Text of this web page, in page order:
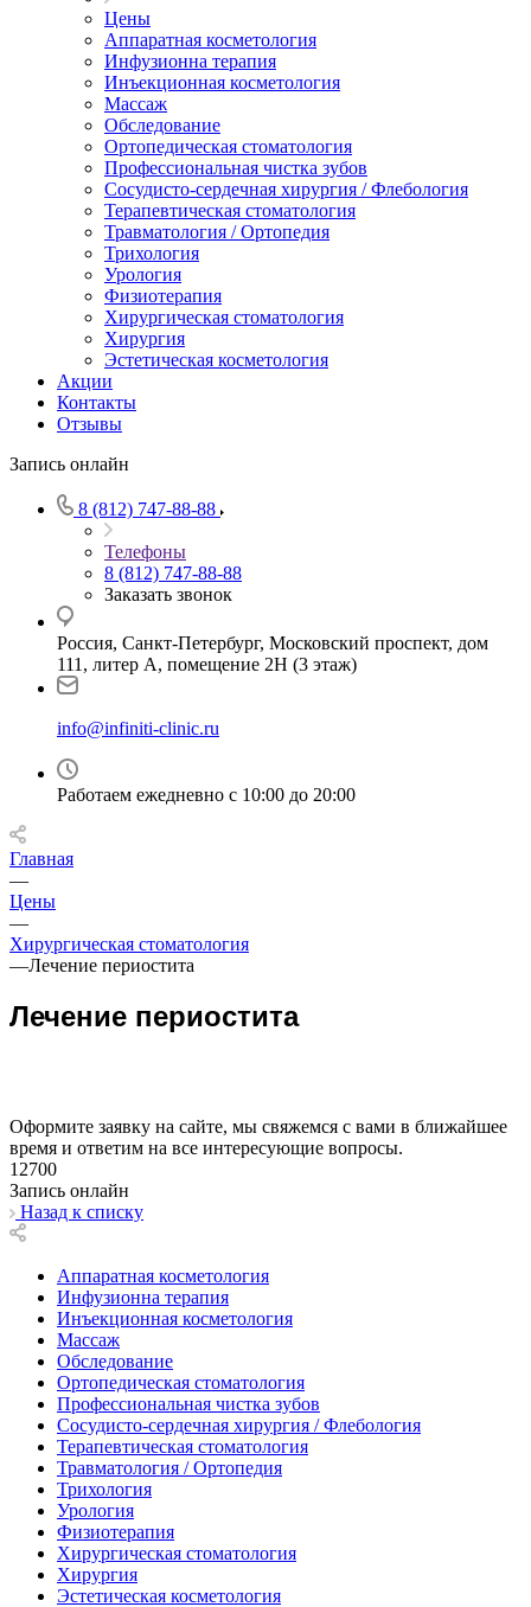
Цены
Аппаратная косметология
Инфузионна терапия
Инъекционная косметология
Массаж
Обследование
Ортопедическая стоматология
Профессиональная чистка зубов
Сосудисто-сердечная хирургия / Флебология
Терапевтическая стоматология
Травматология / Ортопедия
Трихология
Урология
Физиотерапия
Хирургическая стоматология
Хирургия
Эстетическая косметология
Акции
Контакты
Отзывы
Запись онлайн
8 (812) 747-88-88
Телефоны
8 (812) 747-88-88
Заказать звонок
Россия, Санкт-Петербург, Московский проспект, дом
111, литер А, помещение 2Н (3 этаж)
info@infiniti-clinic.ru
Работаем ежедневно с 10:00 до 20:00
Главная
—
Цены
—
Хирургическая стоматология
—Лечение периостита
Лечение периостита
Оформите заявку на сайте, мы свяжемся с вами в ближайшее
время и ответим на все интересующие вопросы.
12700
Запись онлайн
Назад к списку
Аппаратная косметология
Инфузионна терапия
Инъекционная косметология
Массаж
Обследование
Ортопедическая стоматология
Профессиональная чистка зубов
Сосудисто-сердечная хирургия / Флебология
Терапевтическая стоматология
Травматология / Ортопедия
Трихология
Урология
Физиотерапия
Хирургическая стоматология
Хирургия
Эстетическая косметология